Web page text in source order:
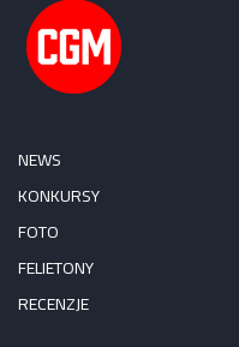
NEWS
KONKURSY
FOTO
FELIETONY
RECENZJE